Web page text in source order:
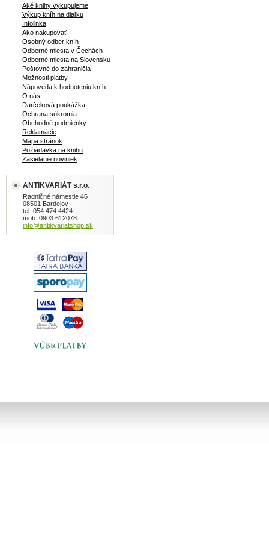
Aké knihy vykupujeme
Výkup kníh na diaľku
Infolinka
Ako nakupovať
Osobný odber kníh
Odberné miesta v Čechách
Odberné miesta na Slovensku
Poštovné do zahraničia
Možnosti platby
Nápoveda k hodnoteniu kníh
O nás
Darčeková poukážka
Ochrana súkromia
Obchodné podmienky
Reklamácie
Mapa stránok
Požiadavka na knihu
Zasielanie noviniek
ANTIKVARIÁT s.r.o.
Radničné námestie 46
08501 Bardejov
tel: 054 474 4424
mob: 0903 612078
info@antikvariatshop.sk